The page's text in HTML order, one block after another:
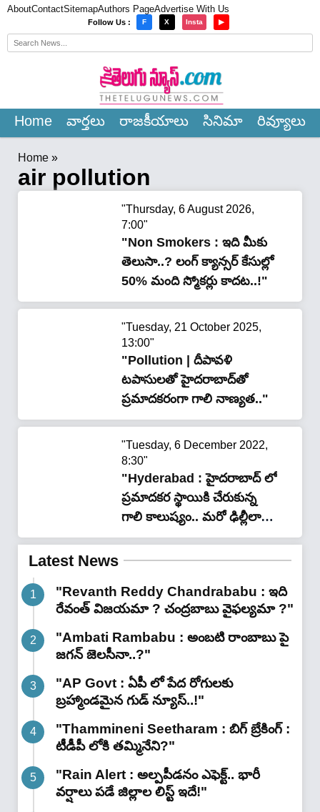
AboutContactSitemapAuthors PageAdvertise With Us
Follow Us : F X Insta ▶
Home వార్త‌లు రాజ‌కీయాలు సినిమా రివ్యూలు
Home »
air pollution
"Thursday, 6 August 2026,
7:00"
"Non Smokers : ఇది మీకు
తెలుసా..? లంగ్ క్యాన్సర్ కేసుల్లో
50% మంది స్మోకర్లు కాదట..!"
"Tuesday, 21 October 2025,
13:00"
"Pollution | దీపావళి
టపాసులతో హైదరాబాద్‌తో
ప్రమాదకరంగా గాలి నాణ్య‌త‌.."
"Tuesday, 6 December 2022,
8:30"
"Hyderabad : హైదరాబాద్ లో
ప్రమాదకర స్థాయికి చేరుకున్న
గాలి కాలుష్యం.. మరో ఢిల్లీలా
భాగ్యనగరం?"
Latest News
"Revanth Reddy Chandrababu : ఇది
రేవంత్ విజయమా ? చంద్రబాబు వైఫల్యమా ?"
"Ambati Rambabu : అంబటి రాంబాబు పై
జగన్ జెలసీనా..?"
"AP Govt : ఏపీ లో పేద రోగులకు
బ్రహ్మాండమైన గుడ్ న్యూస్..!"
"Thammineni Seetharam : బిగ్ బ్రేకింగ్ :
టీడీపీ లోకి తమ్మినేని?"
"Rain Alert : అల్పపీడనం ఎఫెక్ట్.. భారీ
వర్షాలు పడే జిల్లాల లిస్ట్ ఇదే!"